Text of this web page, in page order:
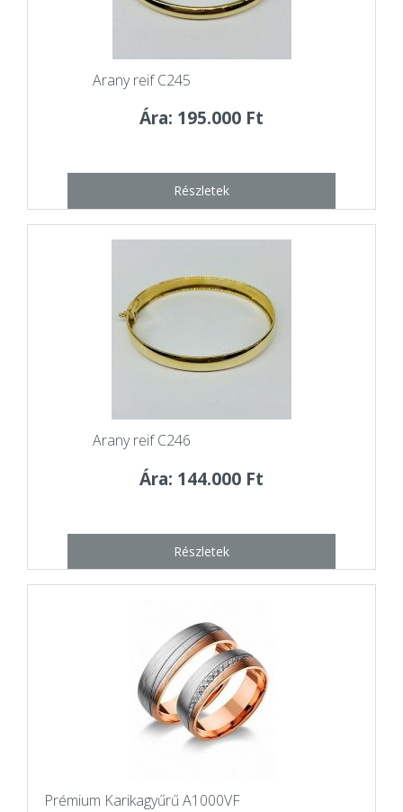
Arany reif C245
Ára: 195.000 Ft
Részletek
Arany reif C246
Ára: 144.000 Ft
Részletek
Prémium Karikagyűrű A1000VF